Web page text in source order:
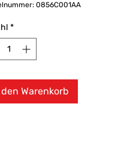
0856C001AA
*
Warenkorb